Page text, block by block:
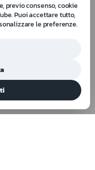
previo consenso, cookie
Puoi accettare tutto,
le preferenze.